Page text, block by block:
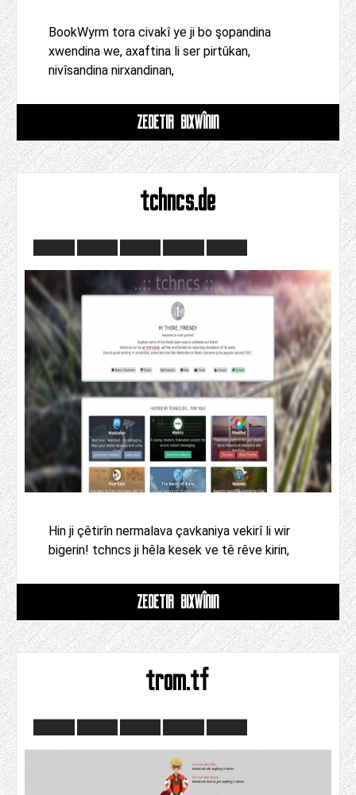
BookWyrm tora civakî ye ji bo şopandina
xwendina we, axaftina li ser pirtûkan,
nivîsandina nirxandinan,
ZÊDETIR BIXWÎNIN
tchncs.de
Hin ji çêtirîn nermalava çavkaniya vekirî li wir
bigerin! tchncs ji hêla kesek ve tê rêve kirin,
ZÊDETIR BIXWÎNIN
trom.tf